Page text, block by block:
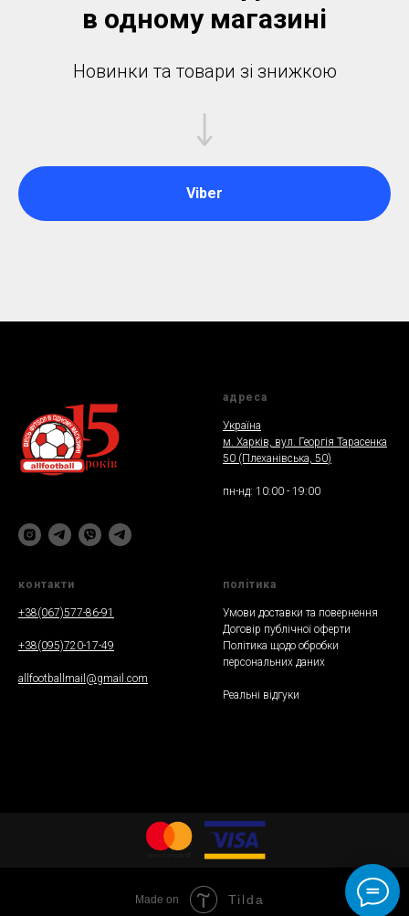
в одному магазинi
Новинки та товари зі знижкою
Viber
адреса
Україна
м. Харкiв, вул. Георгія Тарасенка
50 (Плеханiвська, 50)
пн-нд: 10:00 - 19:00
контакти
+38(067)577-86-91
+38(095)720-17-49
allfootballmail@gmail.com
полiтика
Умови доставки та повернення
Договір публічної оферти
Політика щодо обробки
персональних даних
Реальнi вiдгуки
Made on Tilda